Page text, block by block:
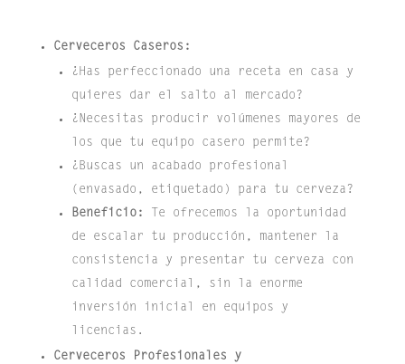
Cerveceros Caseros:
¿Has perfeccionado una receta en casa y
quieres dar el salto al mercado?
¿Necesitas producir volúmenes mayores de
los que tu equipo casero permite?
¿Buscas un acabado profesional
(envasado, etiquetado) para tu cerveza?
Beneficio:
Te ofrecemos la oportunidad
de escalar tu producción, mantener la
consistencia y presentar tu cerveza con
calidad comercial, sin la enorme
inversión inicial en equipos y
licencias.
Cerveceros Profesionales y